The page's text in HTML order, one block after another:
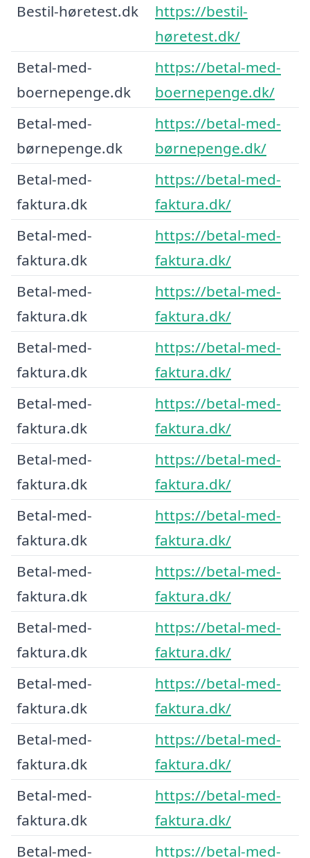
Bestil-høretest.dk
https://bestil-
høretest.dk/
Betal-med-
boernepenge.dk
https://betal-med-
boernepenge.dk/
Betal-med-
børnepenge.dk
https://betal-med-
børnepenge.dk/
Betal-med-
faktura.dk
https://betal-med-
faktura.dk/
Betal-med-
faktura.dk
https://betal-med-
faktura.dk/
Betal-med-
faktura.dk
https://betal-med-
faktura.dk/
Betal-med-
faktura.dk
https://betal-med-
faktura.dk/
Betal-med-
faktura.dk
https://betal-med-
faktura.dk/
Betal-med-
faktura.dk
https://betal-med-
faktura.dk/
Betal-med-
faktura.dk
https://betal-med-
faktura.dk/
Betal-med-
faktura.dk
https://betal-med-
faktura.dk/
Betal-med-
faktura.dk
https://betal-med-
faktura.dk/
Betal-med-
faktura.dk
https://betal-med-
faktura.dk/
Betal-med-
faktura.dk
https://betal-med-
faktura.dk/
Betal-med-
faktura.dk
https://betal-med-
faktura.dk/
Betal-med-
https://betal-med-